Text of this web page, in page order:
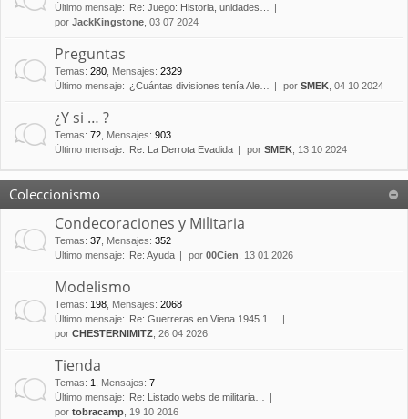
Último mensaje:
Re: Juego: Historia, unidades…
por JackKingstone , 03 07 2024
Preguntas
Temas: 280 Mensajes: 2329
Último mensaje: ¿Cuántas divisiones tenía Ale… por SMEK , 04 10 2024
¿Y si … ?
Temas: 72 Mensajes: 903
Último mensaje:
Re: La Derrota Evadida por SMEK , 13 10 2024
Coleccionismo
Condecoraciones y Militaria
Temas: 37 Mensajes: 352
Último mensaje:
Re: Ayuda por 00Cien , 13 01 2026
Modelismo
Temas: 198 Mensajes: 2068
Último mensaje:
Re: Guerreras en Viena 1945 1…
por CHESTERNIMITZ , 26 04 2026
Tienda
Temas: 1 Mensajes: 7
Último mensaje:
Re: Listado webs de militaria…
por tobracamp , 19 10 2016